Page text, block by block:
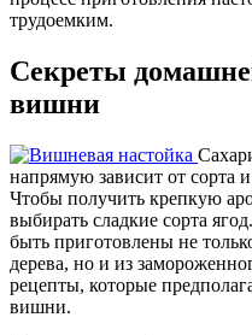
трудоемким.
Секреты
вишни
напрямую зависит от сорта
Чтобы получить крепкую
выбирать сладкие сорта
быть приготовлены не
дерева, но и из
рецепты, которые
вишни.